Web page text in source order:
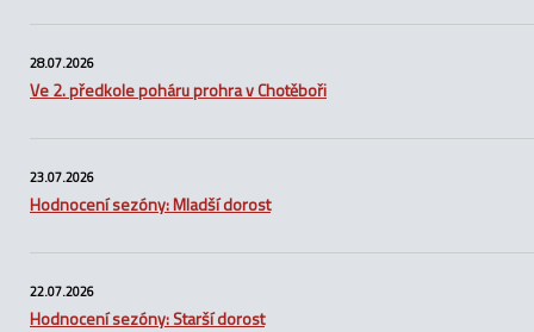
28.07.2026
Ve 2. předkole poháru prohra v Chotěboři
23.07.2026
Hodnocení sezóny: Mladší dorost
22.07.2026
Hodnocení sezóny: Starší dorost